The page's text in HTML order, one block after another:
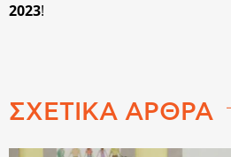
2023!
ΣΧΕΤΙΚΑ ΑΡΘΡΑ